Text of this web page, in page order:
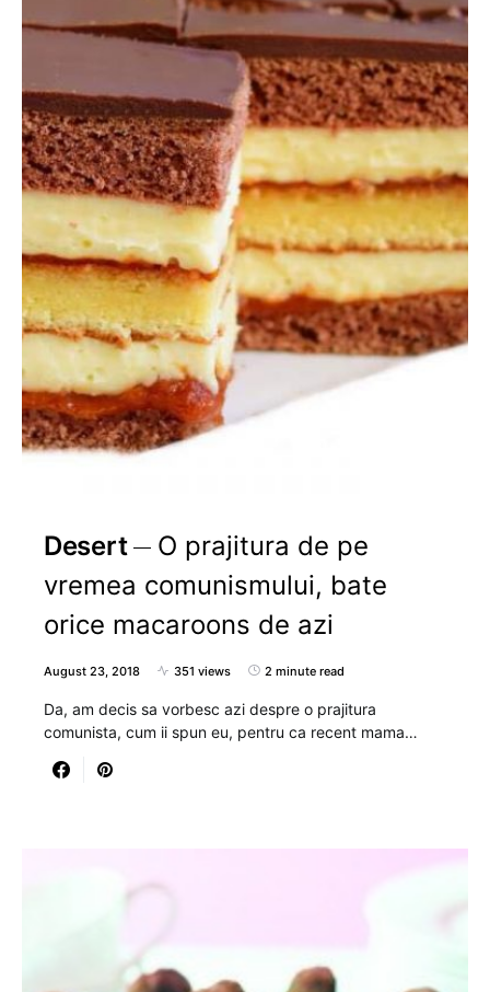
Desert
O prajitura de pe
vremea comunismului, bate
orice macaroons de azi
August 23, 2018 351 views 2 minute read
Da, am decis sa vorbesc azi despre o prajitura
comunista, cum ii spun eu, pentru ca recent mama…